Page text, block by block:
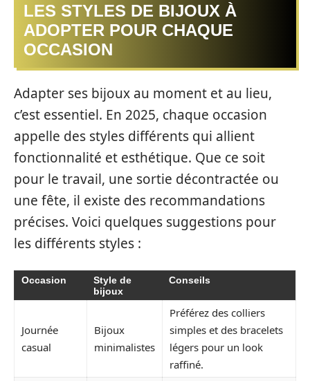
LES STYLES DE BIJOUX À
ADOPTER POUR CHAQUE
OCCASION
Adapter ses bijoux au moment et au lieu,
c’est essentiel. En 2025, chaque occasion
appelle des styles différents qui allient
fonctionnalité et esthétique. Que ce soit
pour le travail, une sortie décontractée ou
une fête, il existe des recommandations
précises. Voici quelques suggestions pour
les différents styles :
Occasion
Style de
bijoux
Conseils
Journée
casual
Bijoux
minimalistes
Préférez des colliers
simples et des bracelets
légers pour un look
raffiné.